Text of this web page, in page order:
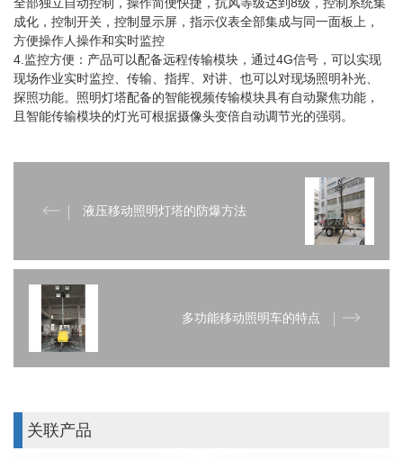
全部独立自动控制，操作简便快捷，抗风等级达到8级，控制系统集
成化，控制开关，控制显示屏，指示仪表全部集成与同一面板上，
方便操作人操作和实时监控
4.监控方便：产品可以配备远程传输模块，通过4G信号，可以实现
现场作业实时监控、传输、指挥、对讲、也可以对现场照明补光、
探照功能。照明灯塔配备的智能视频传输模块具有自动聚焦功能，
且智能传输模块的灯光可根据摄像头变倍自动调节光的强弱。
液压移动照明灯塔的防爆方法
多功能移动照明车的特点
关联产品